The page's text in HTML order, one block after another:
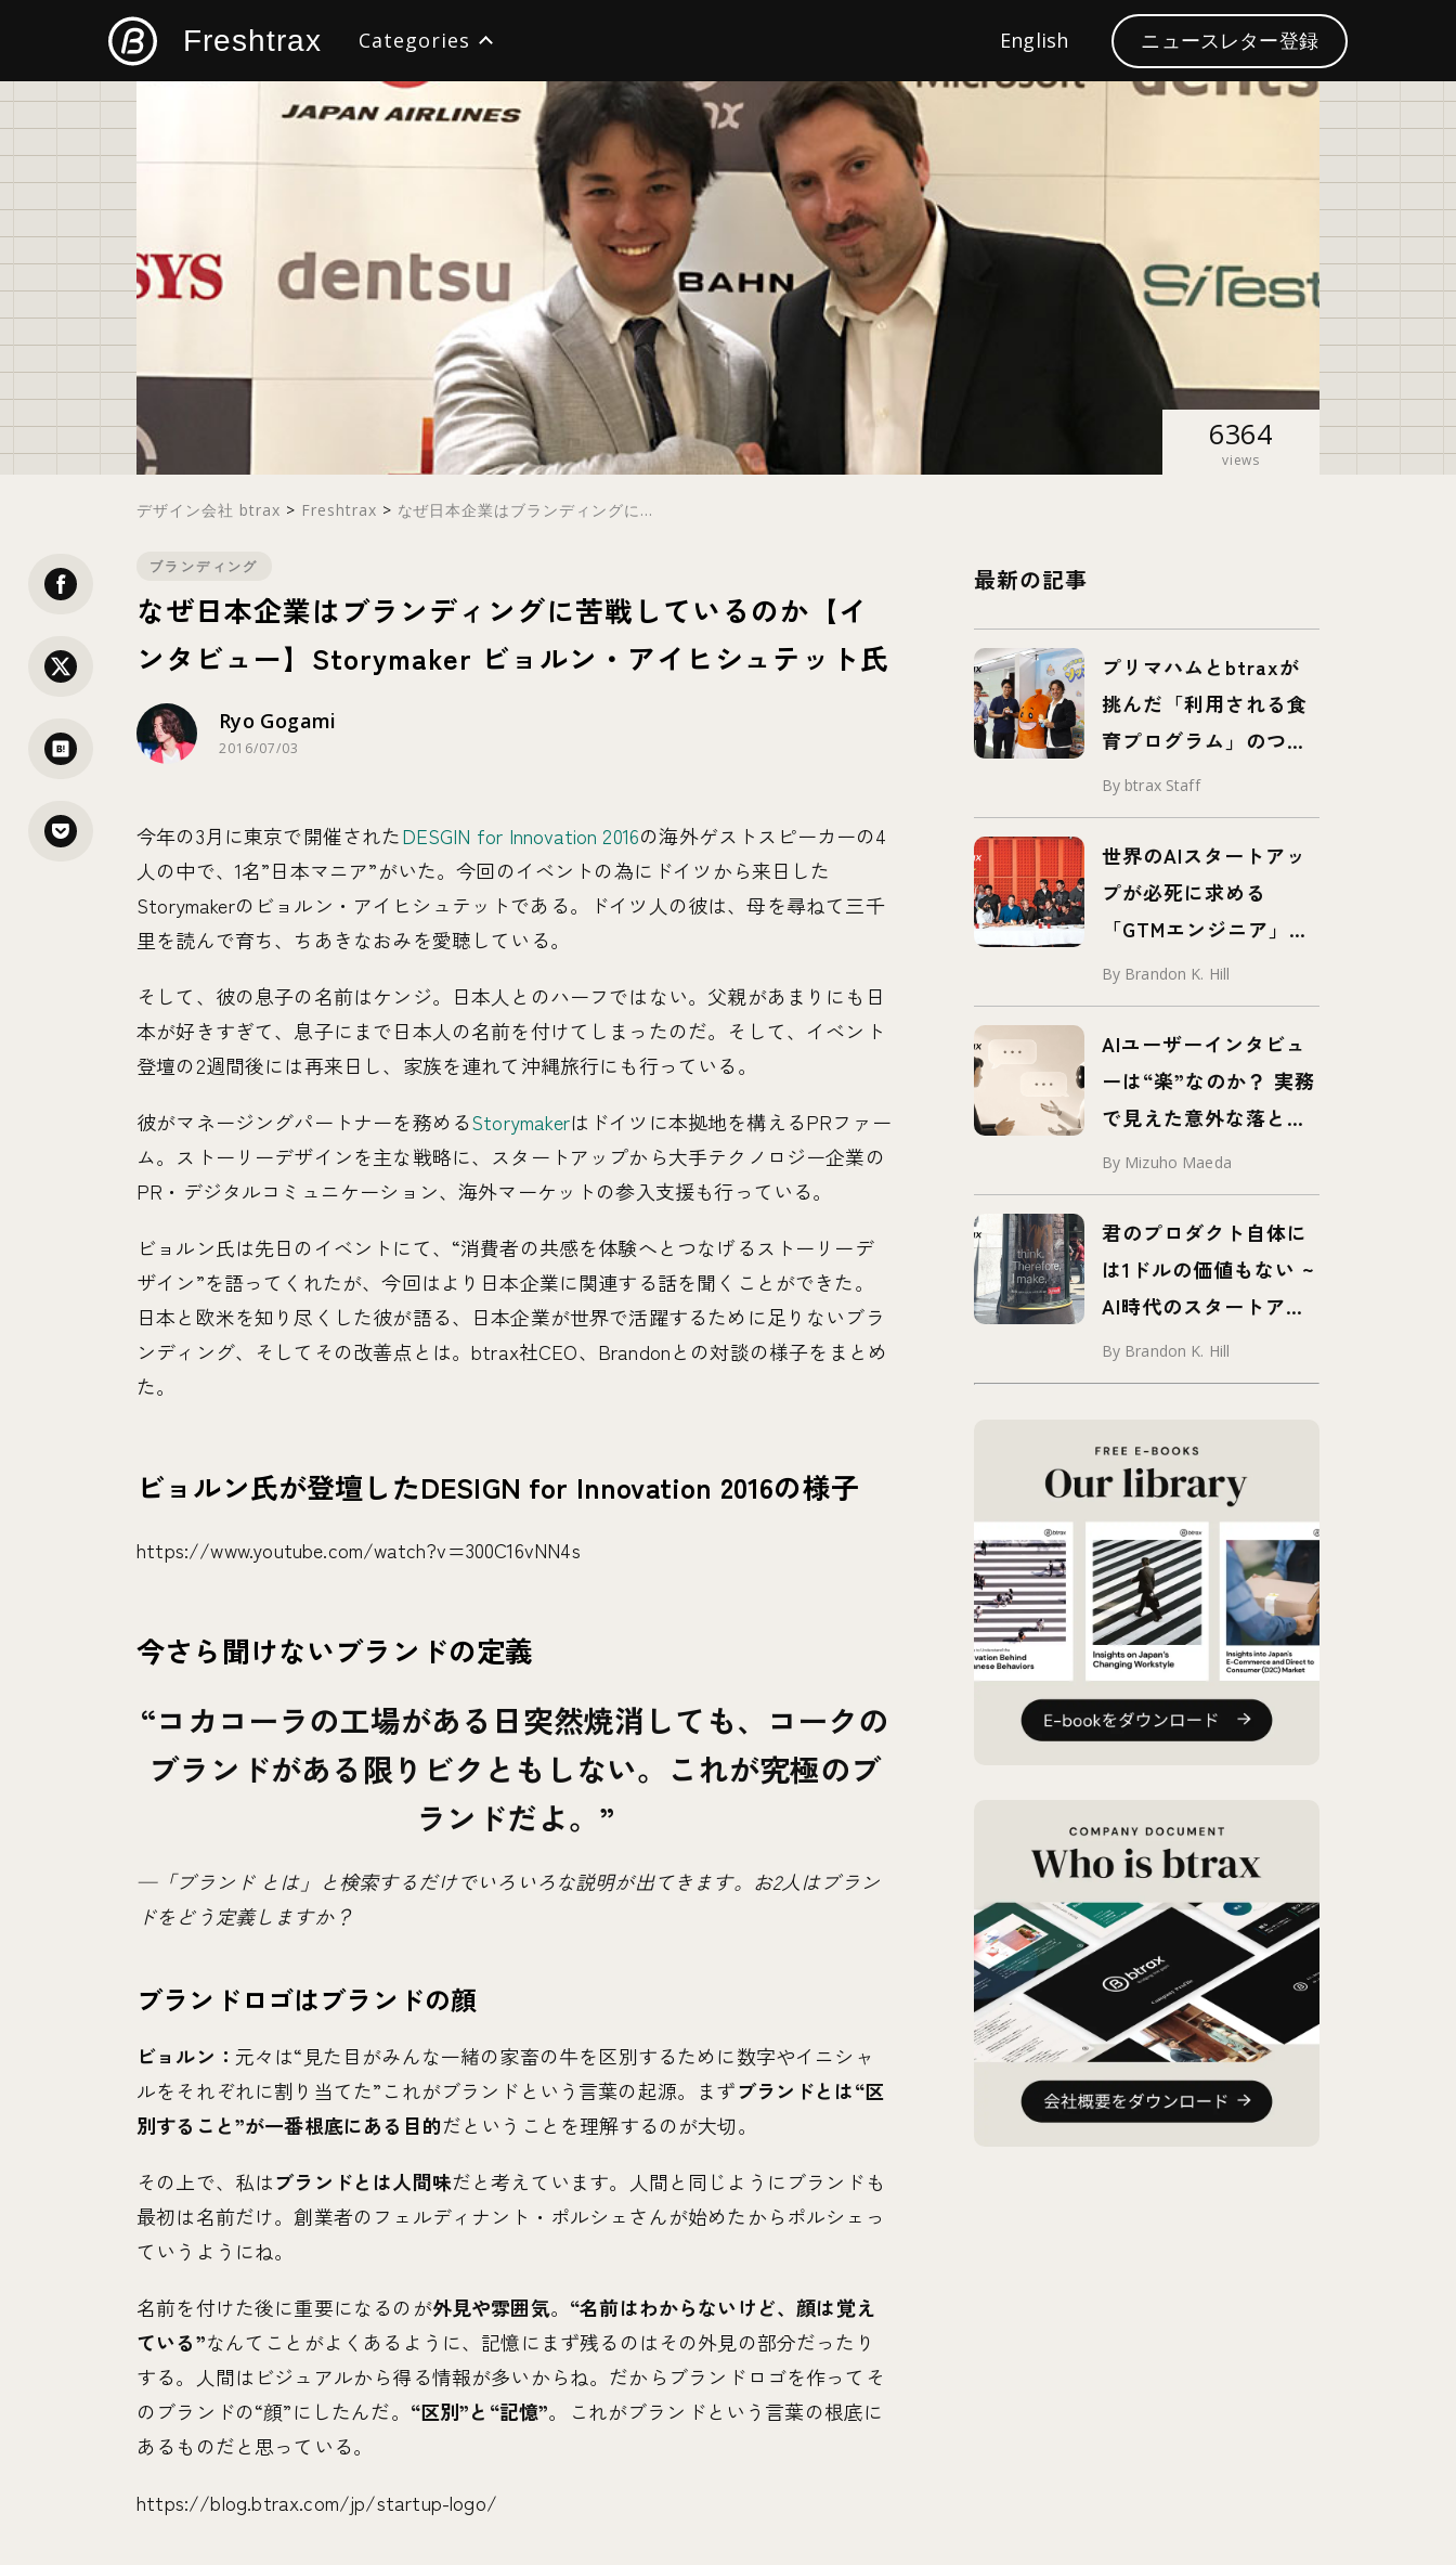
Freshtrax Categories
すべて デザイン イノベーション ブランディング
S
e
a
r
English ニュースレター登録
6364
views
デザイン会社 btrax > Freshtrax > なぜ日本企業はブランディングに...
ブランディング
なぜ日本企業はブランディングに苦戦しているのか【イ
ンタビュー】Storymaker ビョルン・アイヒシュテット氏
Ryo Gogami
2016/07/03
今年の3月に東京で開催されたDESGIN for Innovation 2016の海外ゲストスピーカーの4
人の中で、1名”日本マニア”がいた。今回のイベントの為にドイツから来日した
Storymakerのビョルン・アイヒシュテットである。ドイツ人の彼は、母を尋ねて三千
里を読んで育ち、ちあきなおみを愛聴している。
そして、彼の息子の名前はケンジ。日本人とのハーフではない。父親があまりにも日
本が好きすぎて、息子にまで日本人の名前を付けてしまったのだ。そして、イベント
登壇の2週間後には再来日し、家族を連れて沖縄旅行にも行っている。
彼がマネージングパートナーを務めるStorymakerはドイツに本拠地を構えるPRファー
ム。ストーリーデザインを主な戦略に、スタートアップから大手テクノロジー企業の
PR・デジタルコミュニケーション、海外マーケットの参入支援も行っている。
ビョルン氏は先日のイベントにて、“消費者の共感を体験へとつなげるストーリーデ
ザイン”を語ってくれたが、今回はより日本企業に関連する話を聞くことができた。
日本と欧米を知り尽くした彼が語る、日本企業が世界で活躍するために足りないブラ
ンディング、そしてその改善点とは。btrax社CEO、Brandonとの対談の様子をまとめ
た。
ビョルン氏が登壇したDESIGN for Innovation 2016の様子
https://www.youtube.com/watch?v=300C16vNN4s
今さら聞けないブランドの定義
コカコーラの工場がある日突然焼消しても、コークの
ブランドがある限りビクともしない。これが究極のブ
ランドだよ。
—「ブランド とは」と検索するだけでいろいろな説明が出てきます。お2人はブラン
ドをどう定義しますか？
ブランドロゴはブランドの顔
ビョルン： 元々は“見た目がみんな一緒の家畜の牛を区別するために数字やイニシャ
ルをそれぞれに割り当てた”これがブランドという言葉の起源。まずブランドとは“区
別すること”が一番根底にある目的だということを理解するのが大切。
その上で、私はブランドとは人間味だと考えています。人間と同じようにブランドも
最初は名前だけ。創業者のフェルディナント・ポルシェさんが始めたからポルシェっ
ていうようにね。
名前を付けた後に重要になるのが外見や雰囲気。 “名前はわからないけど、顔は覚え
ている”なんてことがよくあるように、記憶にまず残るのはその外見の部分だったり
する。人間はビジュアルから得る情報が多いからね。だからブランドロゴを作ってそ
のブランドの“顔”にしたんだ。 “区別”と“記憶”。これがブランドという言葉の根底に
あるものだと思っている。
https://blog.btrax.com/jp/startup-logo/
最新の記事
プリマハムとbtraxが
挑んだ「利用される食
育プログラム」のつく
り方 – 事例紹介 –
By btrax Staff
世界のAIスタートアッ
プが必死に求める
「GTMエンジニア」と
は？
By Brandon K. Hill
AIユーザーインタビュ
ーは“楽”なのか？ 実務
で見えた意外な落とし
穴
By Mizuho Maeda
君のプロダクト自体に
は1ドルの価値もない ~
AI時代のスタートアッ
プに求められる要素と
は？ ~
By Brandon K. Hill